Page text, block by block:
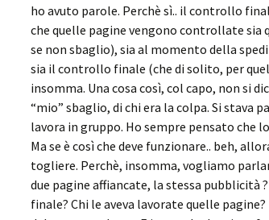
ho avuto parole. Perchè sì.. il controllo
che quelle pagine vengono controllate sia
se non sbaglio), sia al momento della
sia il controllo finale (che di solito, per
insomma. Una cosa così, col capo, non si
“mio” sbaglio, di chi era la colpa. Si stava
lavora in gruppo. Ho sempre pensato che
Ma se è così che deve funzionare.. beh,
togliere. Perchè, insomma, vogliamo
due pagine affiancate, la stessa pubblicità
finale? Chi le aveva lavorate quelle